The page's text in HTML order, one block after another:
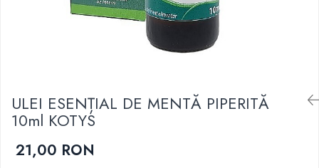
Cartilaj și Colagen
Fitoterapie
Aromaterapie
Gemoterapie
Plante medicinale
Vitalitate și sport
ULEI ESENȚIAL DE MENTĂ PIPERITĂ
10ml KOTYS
21,00 RON